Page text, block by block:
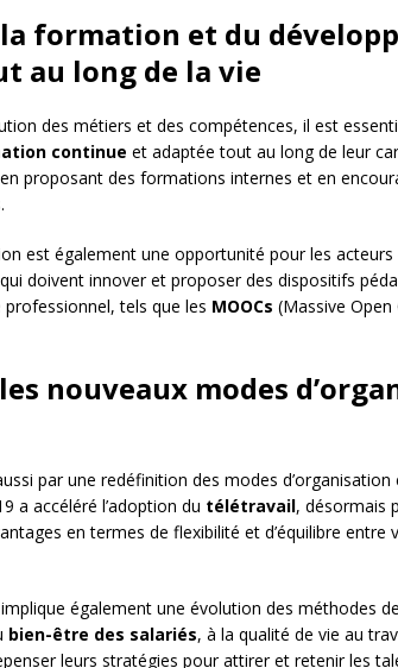
la formation et du
au long de la vie
des métiers et des compétences, il est
continue et adaptée tout au long de leur
proposant des formations internes et en
est également une opportunité pour les acteurs
doivent innover et proposer des dispositifs
tels que les MOOCs (Massive
nouveaux modes
par une redéfinition des modes
a accéléré l’adoption du télétravail, désormais
en termes de flexibilité et d’équilibre entre
également une évolution des méthodes
bien-être des salariés, à la qualité de vie au
leurs stratégies pour attirer et retenir les